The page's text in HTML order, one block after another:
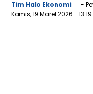
Tim Halo Ekonomi
-
Kamis, 19 Maret 2026 - 13:19